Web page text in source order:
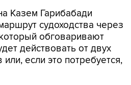
Казем Гарибабади
судоходства через
обговаривают
действовать от двух
если это потребуется,